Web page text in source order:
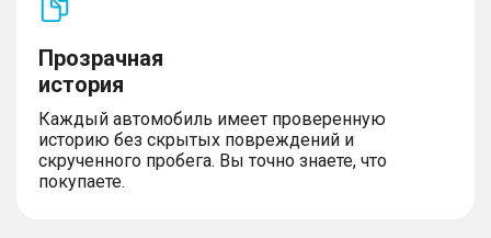
Прозрачная
история
Каждый автомобиль имеет проверенную
историю без скрытых повреждений и
скрученного пробега. Вы точно знаете, что
покупаете.